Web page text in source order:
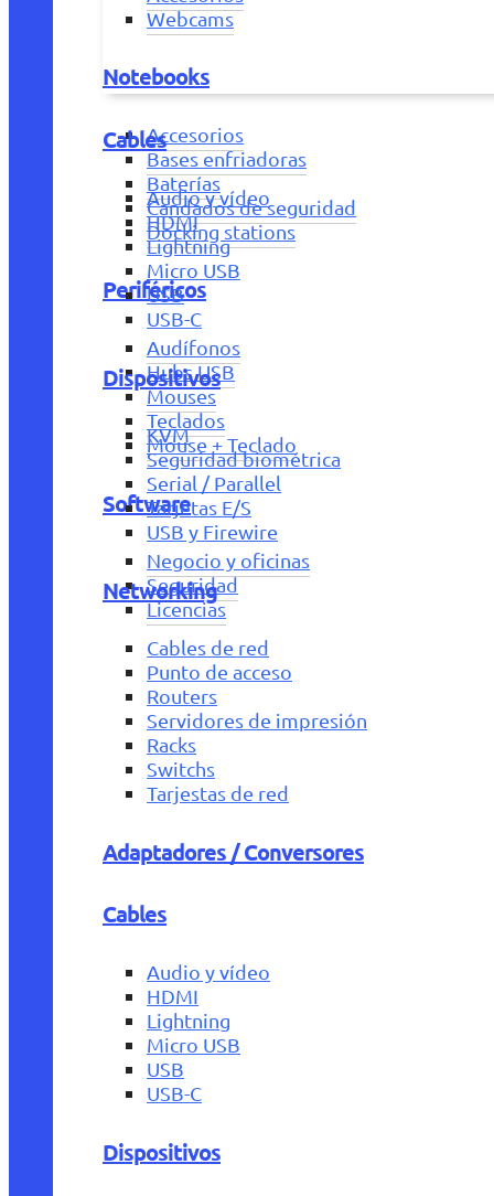
Webcams
Notebooks
Accesorios
Bases enfriadoras
Baterías
Candados de seguridad
Docking stations
Periféricos
Audífonos
Hubs USB
Mouses
Teclados
Mouse + Teclado
Software
Negocio y oficinas
Seguridad
Licencias
Cables
Audio y vídeo
HDMI
Lightning
Micro USB
USB
USB-C
Dispositivos
KVM
Seguridad biométrica
Serial / Parallel
Tarjetas E/S
USB y Firewire
Networking
Cables de red
Punto de acceso
Routers
Servidores de impresión
Racks
Switchs
Tarjestas de red
Adaptadores / Conversores
Cables
Audio y vídeo
HDMI
Lightning
Micro USB
USB
USB-C
Dispositivos